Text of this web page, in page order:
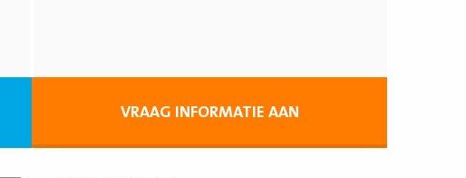
VRAAG INFORMATIE AAN